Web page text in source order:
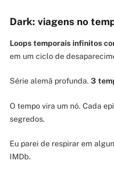
Dark: viagens no
Loops temporais infinitos
em um ciclo de
Série alemã profunda. 3
O tempo vira um nó. Cada
segredos.
Eu parei de respirar em
IMDb.